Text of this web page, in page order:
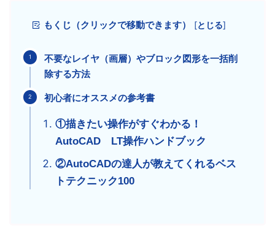
もくじ（クリックで移動できます） [とじる]
不要なレイヤ（画層）やブロック図形を一括削
除する方法
初心者にオススメの参考書
①描きたい操作がすぐわかる！
AutoCAD LT操作ハンドブック
②AutoCADの達人が教えてくれるベス
トテクニック100